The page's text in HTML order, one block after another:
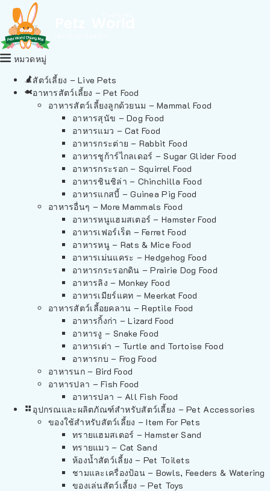
หมวดหมู่
สัตว์เลี้ยง – Live Pets
อาหารสัตว์เลี้ยง – Pet Food
อาหารสัตว์เลี้ยงลูกด้วยนม – Mammal Food
อาหารสุนัข – Dog Food
อาหารแมว – Cat Food
อาหารกระต่าย – Rabbit Food
อาหารชูก้าร์ไกลเดอร์ – Sugar Glider Food
อาหารกระรอก – Squirrel Food
อาหารชินชิล่า – Chinchilla Food
อาหารแกสบี้ – Guinea Pig Food
อาหารอื่นๆ – More Mammals Food
อาหารหนูแฮมสเตอร์ – Hamster Food
อาหารเฟอร์เร็ต – Ferret Food
อาหารหนู – Rats & Mice Food
อาหารเม่นแคระ – Hedgehog Food
อาหารกระรอกดิน – Prairie Dog Food
อาหารลิง – Monkey Food
อาหารเมียร์แคท – Meerkat Food
อาหารสัตว์เลี้อยคลาน – Reptile Food
อาหารกิ้งก่า – Lizard Food
อาหารงู – Snake Food
อาหารเต่า – Turtle and Tortoise Food
อาหารกบ – Frog Food
อาหารนก – Bird Food
อาหารปลา – Fish Food
อาหารปลา – All Fish Food
อุปกรณและผลิตภัณฑ์สำหรับสัตว์เลี้ยง – Pet Accessories
ของใช้สำหรับสัตว์เลี้ยง – Item For Pets
ทรายแฮมสเตอร์ – Hamster Sand
ทรายแมว – Cat Sand
ห้องน้ำสัตว์เลี้ยง – Pet Toilets
ชามและเครื่องป้อน – Bowls, Feeders & Watering
ของเล่นสัตว์เลี้ยง – Pet Toys